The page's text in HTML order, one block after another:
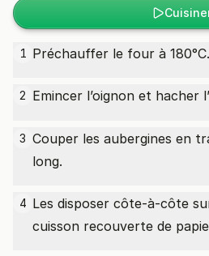
1 Préchauffer le four à 180°C.
2 Emincer l’oignon et hacher l’
3 Couper les aubergines en
long.
4 Les disposer côte-à-côte
cuisson recouverte de